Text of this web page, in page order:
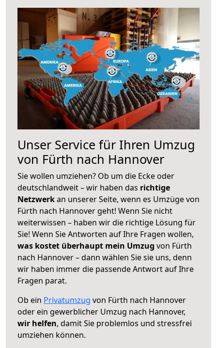
Unser Service für Ihren Umzug
von Fürth nach Hannover
Sie wollen umziehen? Ob um die Ecke oder
deutschlandweit – wir haben das richtige
Netzwerkan unserer Seite, wenn es Umzüge von
Fürth nach Hannover geht! Wenn Sie nicht
weiterwissen – haben wir die richtige Lösung für
Sie! Wenn Sie Antworten auf Ihre Fragen wollen,
was kostet überhaupt mein Umzug von Fürth
nach Hannover – dann wählen Sie sie uns, denn
wir haben immer die passende Antwort auf Ihre
Fragen parat.
Ob ein Privatumzug von Fürth nach Hannover
oder ein gewerblicher Umzug nach Hannover,
wir helfen, damit Sie problemlos und stressfrei
umziehen können.